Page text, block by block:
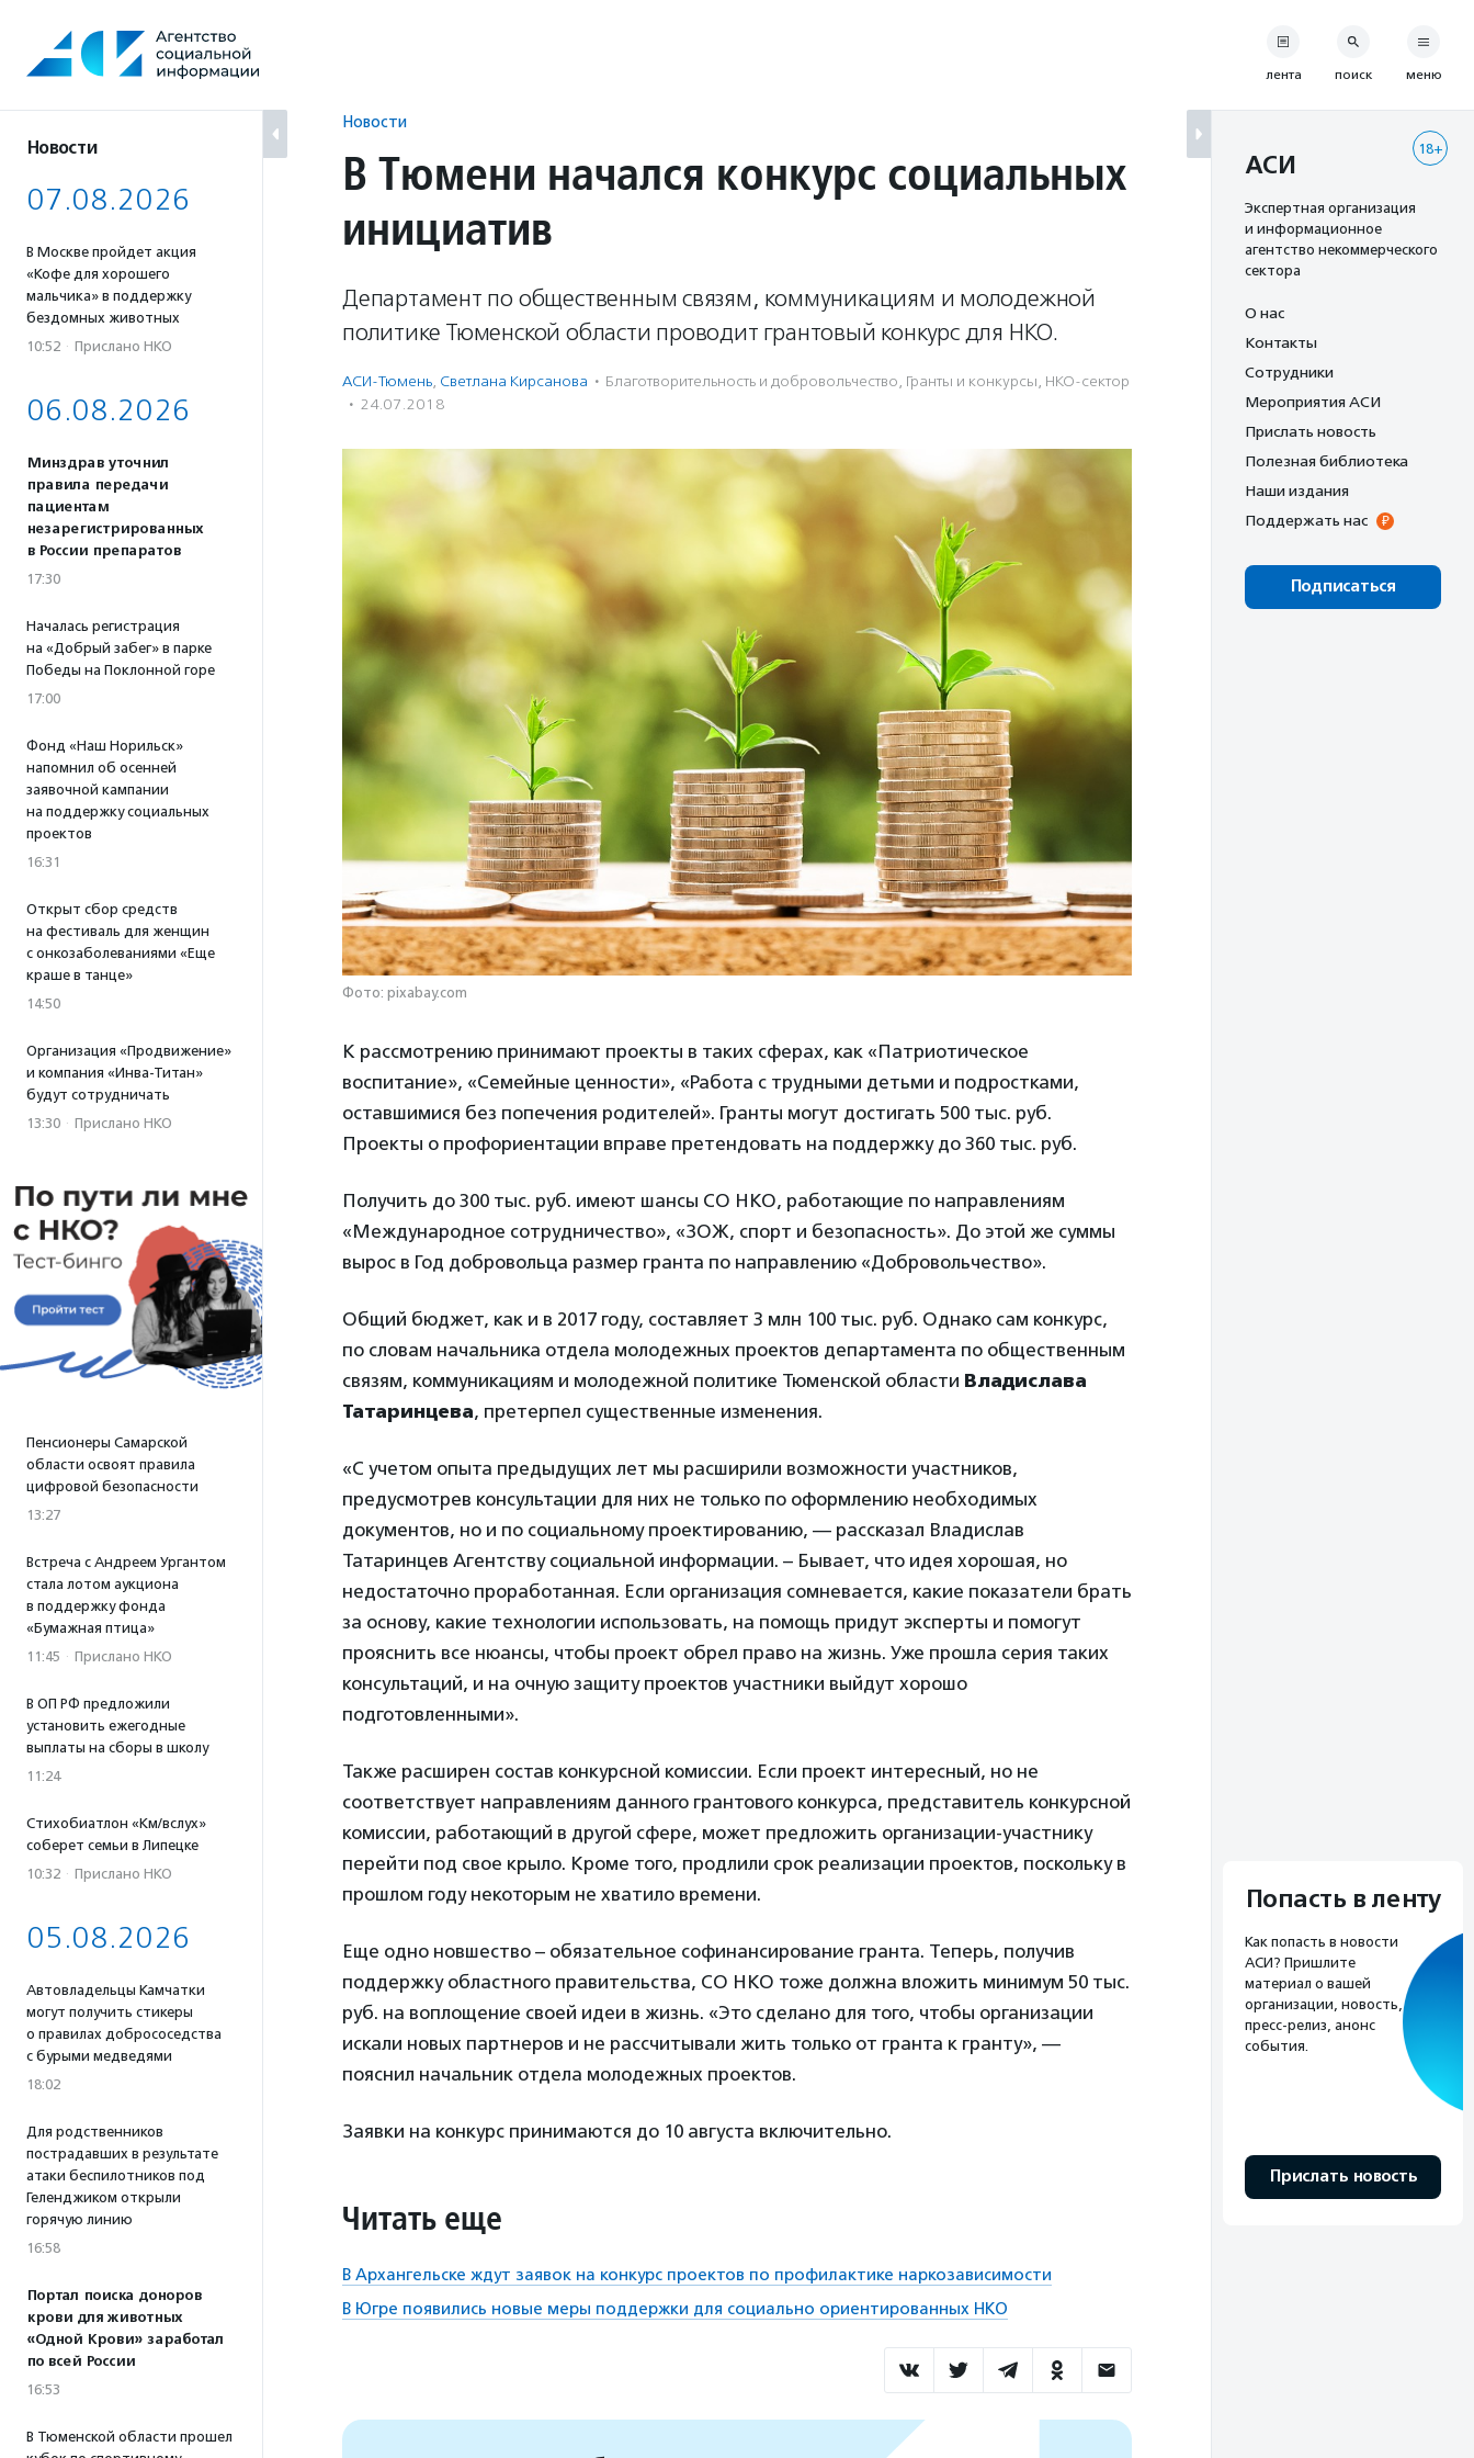
содержанию
Новости
07.08.2026
В Москве пройдет акция
«Кофе для хорошего
мальчика» в поддержку
бездомных животных
10:52 · Прислано НКО
06.08.2026
Минздрав уточнил
правила передачи
пациентам
незарегистрированных
в России препаратов
17:30
Началась регистрация
на «Добрый забег» в парке
Победы на Поклонной горе
17:00
Фонд «Наш Норильск»
напомнил об осенней
заявочной кампании
на поддержку социальных
проектов
16:31
Открыт сбор средств
на фестиваль для женщин
с онкозаболеваниями «Еще
краше в танце»
14:50
Организация «Продвижение»
и компания «Инва-Титан»
будут сотрудничать
13:30 · Прислано НКО
Пенсионеры Самарской
области освоят правила
цифровой безопасности
13:27
Встреча с Андреем Ургантом
стала лотом аукциона
в поддержку фонда
«Бумажная птица»
11:45 · Прислано НКО
В ОП РФ предложили
установить ежегодные
выплаты на сборы в школу
11:24
Стихобиатлон «Км/вслух»
соберет семьи в Липецке
10:32 · Прислано НКО
05.08.2026
Автовладельцы Камчатки
могут получить стикеры
о правилах добрососедства
с бурыми медведями
18:02
Для родственников
пострадавших в результате
атаки беспилотников под
Геленджиком открыли
горячую линию
16:58
Портал поиска доноров
крови для животных
«Одной Крови» заработал
по всей России
16:53
В Тюменской области прошел
Новости
В Тюмени начался конкурс социальных
инициатив
Департамент по общественным связям, коммуникациям и молодежной
политике Тюменской области проводит грантовый конкурс для НКО.
АСИ-Тюмень, Светлана Кирсанова · Благотвори­тель­ность и доброволь­чест­во, Гранты и конкурсы, НКО-сектор
· 24.07.2018
Фото: pixabay.com
К рассмотрению принимают проекты в таких сферах, как «Патриотическое
воспитание», «Семейные ценности», «Работа с трудными детьми и подростками,
оставшимися без попечения родителей». Гранты могут достигать 500 тыс. руб.
Проекты о профориентации вправе претендовать на поддержку до 360 тыс. руб.
Получить до 300 тыс. руб. имеют шансы СО НКО, работающие по направлениям
«Международное сотрудничество», «ЗОЖ, спорт и безопасность». До этой же суммы
вырос в Год добровольца размер гранта по направлению «Добровольчество».
Общий бюджет, как и в 2017 году, составляет 3 млн 100 тыс. руб. Однако сам конкурс,
по словам начальника отдела молодежных проектов департамента по общественным
связям, коммуникациям и молодежной политике Тюменской области Владислава
Татаринцева, претерпел существенные изменения.
«С учетом опыта предыдущих лет мы расширили возможности участников,
предусмотрев консультации для них не только по оформлению необходимых
документов, но и по социальному проектированию, — рассказал Владислав
Татаринцев Агентству социальной информации. – Бывает, что идея хорошая, но
недостаточно проработанная. Если организация сомневается, какие показатели брать
за основу, какие технологии использовать, на помощь придут эксперты и помогут
прояснить все нюансы, чтобы проект обрел право на жизнь. Уже прошла серия таких
консультаций, и на очную защиту проектов участники выйдут хорошо
подготовленными».
Также расширен состав конкурсной комиссии. Если проект интересный, но не
соответствует направлениям данного грантового конкурса, представитель конкурсной
комиссии, работающий в другой сфере, может предложить организации-участнику
перейти под свое крыло. Кроме того, продлили срок реализации проектов, поскольку в
прошлом году некоторым не хватило времени.
Еще одно новшество – обязательное софинансирование гранта. Теперь, получив
поддержку областного правительства, СО НКО тоже должна вложить минимум 50 тыс.
руб. на воплощение своей идеи в жизнь. «Это сделано для того, чтобы организации
искали новых партнеров и не рассчитывали жить только от гранта к гранту», —
пояснил начальник отдела молодежных проектов.
Заявки на конкурс принимаются до 10 августа включительно.
Читать еще
В Архангельске ждут заявок на конкурс проектов по профилактике наркозависимости
В Югре появились новые меры поддержки для социально ориентированных НКО
лента поиск меню
18+
АСИ
Экспертная организация
и информационное
агентство некоммерческого
сектора
О нас
Контакты
Сотрудники
Мероприятия АСИ
Прислать новость
Полезная библиотека
Наши издания
Поддержать нас
Подписаться
Попасть в ленту
Как попасть в новости
АСИ? Пришлите
материал о вашей
организации, новость,
пресс-релиз, анонс
события.
Прислать новость